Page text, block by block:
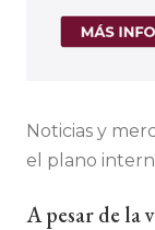
Noticias y
el plano
A pesar de la